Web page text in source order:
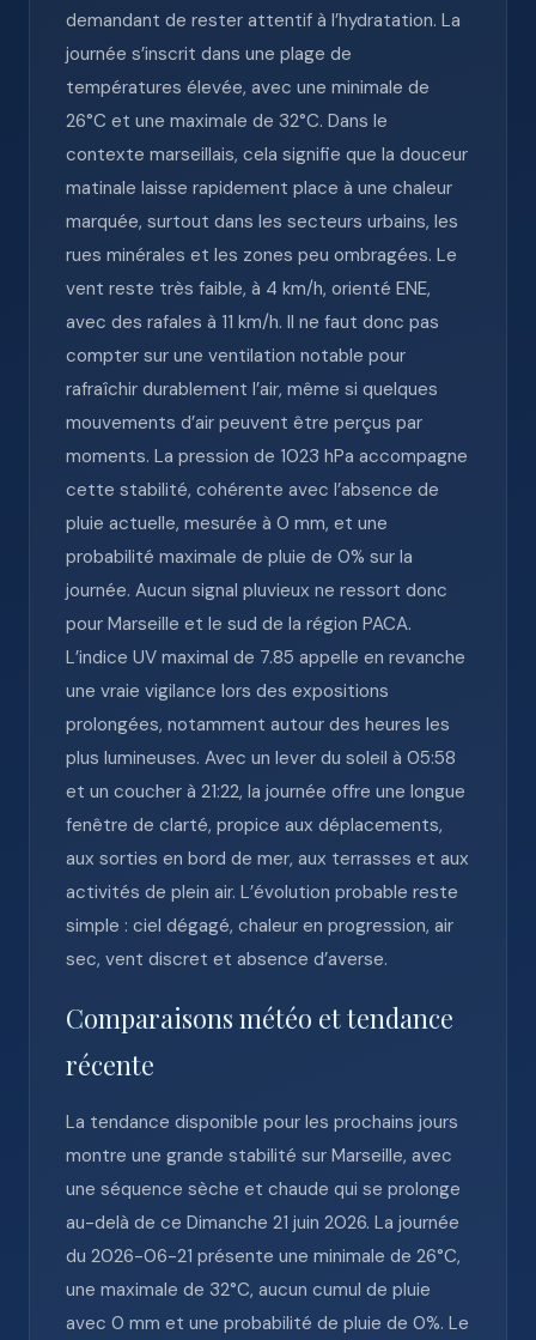
demandant de rester attentif à l’hydratation. La
journée s’inscrit dans une plage de
températures élevée, avec une minimale de
26°C et une maximale de 32°C. Dans le
contexte marseillais, cela signifie que la douceur
matinale laisse rapidement place à une chaleur
marquée, surtout dans les secteurs urbains, les
rues minérales et les zones peu ombragées. Le
vent reste très faible, à 4 km/h, orienté ENE,
avec des rafales à 11 km/h. Il ne faut donc pas
compter sur une ventilation notable pour
rafraîchir durablement l’air, même si quelques
mouvements d’air peuvent être perçus par
moments. La pression de 1023 hPa accompagne
cette stabilité, cohérente avec l’absence de
pluie actuelle, mesurée à 0 mm, et une
probabilité maximale de pluie de 0% sur la
journée. Aucun signal pluvieux ne ressort donc
pour Marseille et le sud de la région PACA.
L’indice UV maximal de 7.85 appelle en revanche
une vraie vigilance lors des expositions
prolongées, notamment autour des heures les
plus lumineuses. Avec un lever du soleil à 05:58
et un coucher à 21:22, la journée offre une longue
fenêtre de clarté, propice aux déplacements,
aux sorties en bord de mer, aux terrasses et aux
activités de plein air. L’évolution probable reste
simple : ciel dégagé, chaleur en progression, air
sec, vent discret et absence d’averse.
Comparaisons météo et tendance
récente
La tendance disponible pour les prochains jours
montre une grande stabilité sur Marseille, avec
une séquence sèche et chaude qui se prolonge
au-delà de ce Dimanche 21 juin 2026. La journée
du 2026-06-21 présente une minimale de 26°C,
une maximale de 32°C, aucun cumul de pluie
avec 0 mm et une probabilité de pluie de 0%. Le